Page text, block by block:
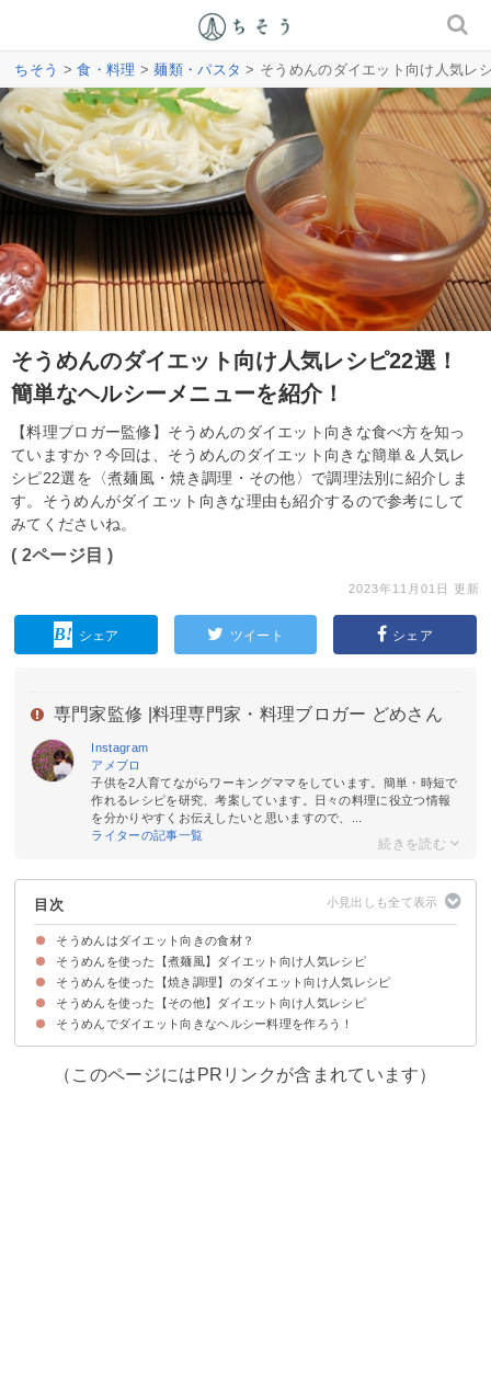
ちそう >食・料理 >麺類・パスタ > そうめんのダイエット向け人気レ
そうめんのダイエット向け人気レシピ22選！
簡単なヘルシーメニューを紹介！
【料理ブロガー監修】そうめんのダイエット向きな食べ方を知っ
ていますか？今回は、そうめんのダイエット向きな簡単＆人気レ
シピ22選を〈煮麺風・焼き調理・その他〉で調理法別に紹介しま
す。そうめんがダイエット向きな理由も紹介するので参考にして
みてくださいね。
( 2ページ目 )
2023年11月01日 更新
シェア ツイート シェア
専門家監修 | 料理専門家・料理ブロガー どめさん
Instagram
アメブロ
子供を2人育てながらワーキングママをしています。簡単・時短で
作れるレシピを研究、考案しています。日々の料理に役立つ情報
を分かりやすくお伝えしたいと思いますので、...
ライターの記事一覧
目次
そうめんはダイエット向きの食材？
そうめんがダイエット向きな理由
そうめんのダイエット向きな食べ方・調理法
そうめんを使った【煮麺風】ダイエット向け人気レシピ
①黒酢入り煮麺
②春雨入りピリ辛煮麺
③納豆キムチ煮麺
④麻婆豆腐風煮麺
⑤お茶漬け風煮麺
⑥白いダイエット煮麺
⑦具沢山煮麺
⑧低カロリー具材の煮麺
そうめんを使った【焼き調理】のダイエット向け人気レシピ
①そうめんのヘルシースナック
②固焼きそうめんサラダ
③和風のそうめんチャンプルー
④ヘルシー焼きそうめん
⑤フィリピン風焼きそうめん
⑥食物繊維豊富な焼きそうめん
そうめんを使った【その他】ダイエット向け人気レシピ
①満腹になるピビンそうめん
②サラダそうめん
③わかめとえのきのそうめん
④納豆そうめん
⑤そうめんの冷汁風
⑥もやし入りそうめん
⑦きのこそうめん
⑧サラダ風のきゅうりそうめん
そうめんでダイエット向きなヘルシー料理を作ろう！
（このページにはPRリンクが含まれています）